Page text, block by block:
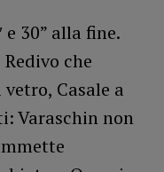
30” alla fine.
che
Casale a
Varaschin non